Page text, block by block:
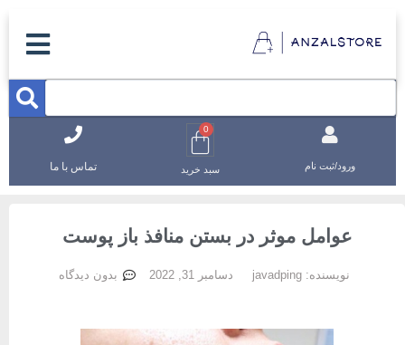
ورود/ثبت نام سبد خرید تماس با ما
عوامل موثر در بستن منافذ باز پوست
نویسنده:javadping دسامبر 31, 2022 بدون دیدگاه